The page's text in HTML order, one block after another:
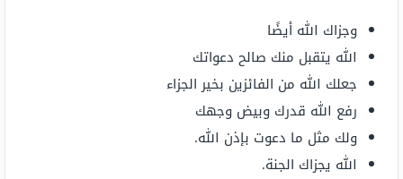
وجزاك الله أيضًا
الله يتقبل منك صالح دعواتك
جعلك الله من الفائزين بخير الجزاء
رفع الله قدرك وبيض وجهك
ولك مثل ما دعوت بإذن الله.
الله يجزاك الجنة.